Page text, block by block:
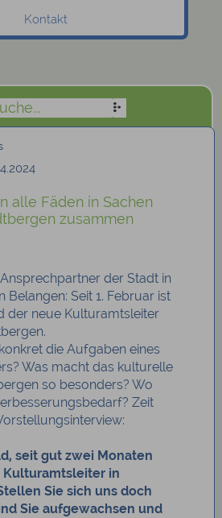
Kontakt
alle Fäden in Sachen
zusammen
der Stadt in
Belangen: Seit 1. Februar ist
der neue Kulturamtsleiter
die Aufgaben eines
Was macht das kulturelle
so besonders? Wo
Zeit
seit gut zwei Monaten
Kulturamtsleiter in
Sie sich uns doch
Sie aufgewachsen und